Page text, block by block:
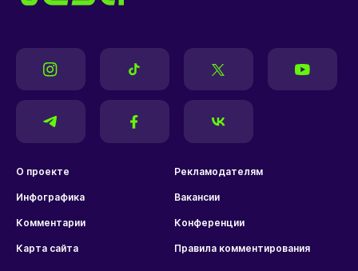
О проекте Рекламодателям
Инфографика Вакансии
Комментарии Конференции
Карта сайта Правила комментирования